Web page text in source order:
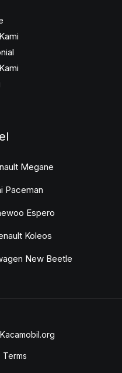
Megane
Paceman
Espero
Koleos
New Beetle
Terms